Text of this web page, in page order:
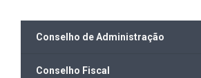
Conselho de Administração
Conselho Fiscal